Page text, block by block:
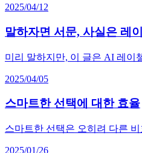
2025/04/12
말하자면 서문, 사실은 레
미리 말하지만, 이 글은 AI 레이
2025/04/05
스마트한 선택에 대한 효율
스마트한 선택은 오히려 다른
2025/01/26